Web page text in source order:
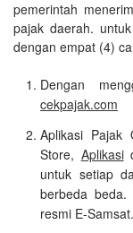
pemerintah
pajak daerah.
dengan empat (4)
Dengan
cekpajak.com
Aplikasi Pajak
Store, Aplikasi
untuk setiap
berbeda beda.
resmi E-Samsat.